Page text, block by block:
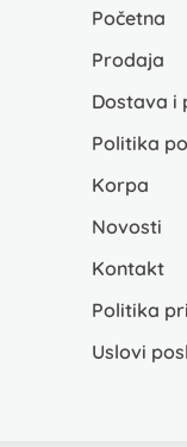
Početna
Prodaja
Dostava i
Politika
Korpa
Novosti
Kontakt
Politika
Uslovi